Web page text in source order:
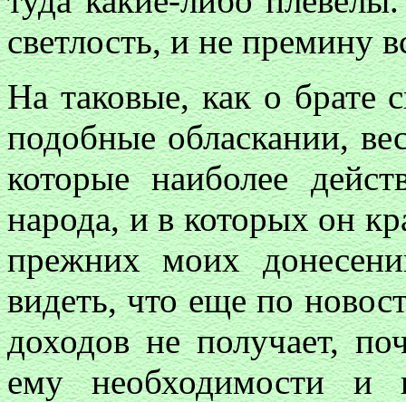
светлость, и не премину
На таковые, как о брате
подобные обласкании,
которые наиболее
народа, и в которых он
прежних моих
видеть, что еще по
доходов не получает,
ему необходимости